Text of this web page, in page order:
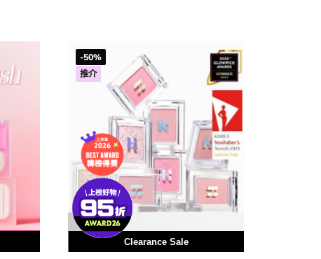
-50%
推介
Clearance Sale